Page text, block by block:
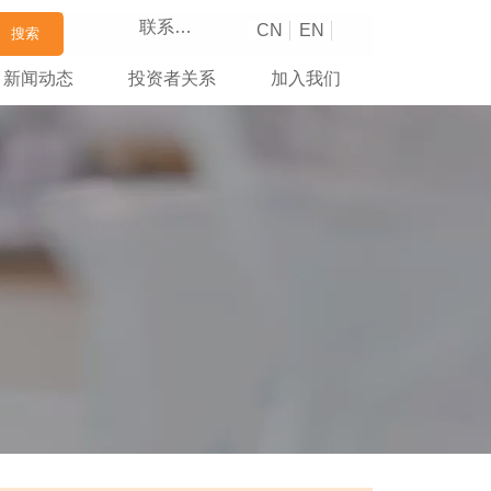
搜索 联系我们 CN EN
新闻动态 投资者关系 加入我们